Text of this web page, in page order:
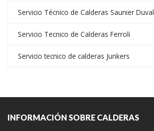
Servicio Técnico de Calderas Saunier Duval
Servicio Tecnico de Calderas Ferroli
Servicio tecnico de calderas Junkers
INFORMACIÓN SOBRE CALDERAS